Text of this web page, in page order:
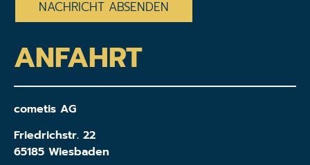
ANFAHRT
cometis AG
Friedrichstr. 22
65185 Wiesbaden